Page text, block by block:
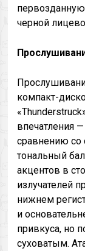
черной
компакт-
впечатления
сравнению
тональный
акцентов в
излучателей
нижнем
и
привкуса, но
суховатым.